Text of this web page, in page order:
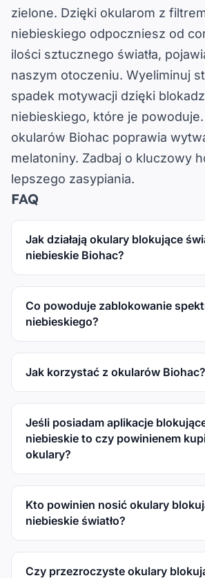
zielone. Dzięki okularom z
niebieskiego odpoczniesz od
ilości sztucznego światła,
naszym otoczeniu. Wyeliminuj
spadek motywacji dzięki
niebieskiego, które je
okularów Biohac poprawia
melatoniny. Zadbaj o kluczowy
lepszego zasypiania.
FAQ
Jak działają okulary blokujące
niebieskie Biohac?
Co powoduje zablokowanie
niebieskiego?
Jak korzystać z okularów Biohac?
Jeśli posiadam aplikacje
niebieskie to czy powinienem
okulary?
Kto powinien nosić okulary
niebieskie światło?
Czy przezroczyste okulary